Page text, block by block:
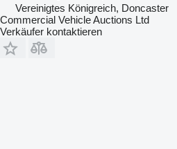
Vereinigtes Königreich, Doncaster
Commercial Vehicle Auctions Ltd
Verkäufer kontaktieren